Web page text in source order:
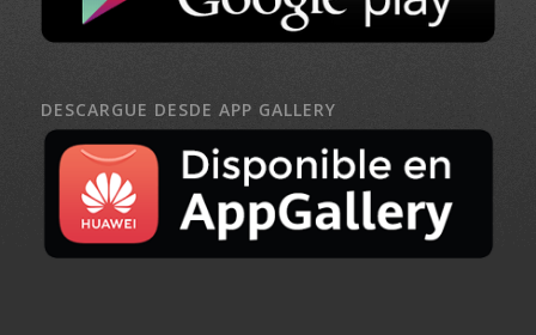
DESCARGUE DESDE APP GALLERY